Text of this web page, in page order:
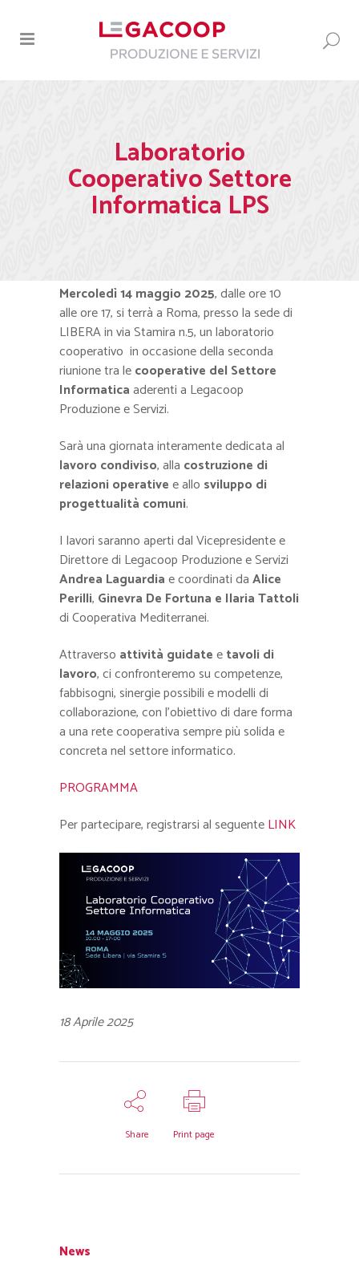
Laboratorio
Cooperativo Settore
Informatica LPS
Mercoledì 14 maggio 2025, dalle ore 10
alle ore 17, si terrà a Roma, presso la sede di
LIBERA in via Stamira n.5, un laboratorio
cooperativo in occasione della seconda
riunione tra lecooperative del Settore
Informaticaaderenti a Legacoop
Produzione e Servizi.
Sarà una giornata interamente dedicata al
lavoro condiviso, alla costruzione di
relazioni operativee allo sviluppo di
progettualità comuni.
I lavori saranno aperti dal Vicepresidente e
Direttore di Legacoop Produzione e Servizi
Andrea Laguardiae coordinati daAlice
Perilli, Ginevra De Fortuna e Ilaria Tattoli
di Cooperativa Mediterranei.
Attraverso attività guidateetavoli di
lavoro, ci confronteremo su competenze,
fabbisogni, sinergie possibili e modelli di
collaborazione, con l’obiettivo di dare forma
a una rete cooperativa sempre più solida e
concreta nel settore informatico.
PROGRAMMA
Per partecipare, registrarsi al seguenteLINK
18 Aprile 2025
Share Print page
News